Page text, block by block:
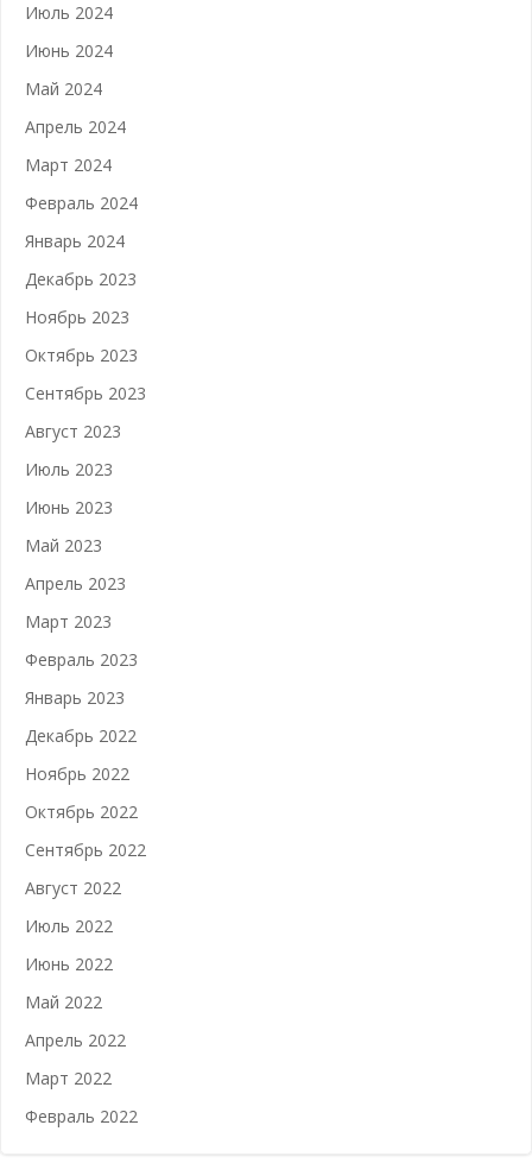
Июль 2024
Июнь 2024
Май 2024
Апрель 2024
Март 2024
Февраль 2024
Январь 2024
Декабрь 2023
Ноябрь 2023
Октябрь 2023
Сентябрь 2023
Август 2023
Июль 2023
Июнь 2023
Май 2023
Апрель 2023
Март 2023
Февраль 2023
Январь 2023
Декабрь 2022
Ноябрь 2022
Октябрь 2022
Сентябрь 2022
Август 2022
Июль 2022
Июнь 2022
Май 2022
Апрель 2022
Март 2022
Февраль 2022